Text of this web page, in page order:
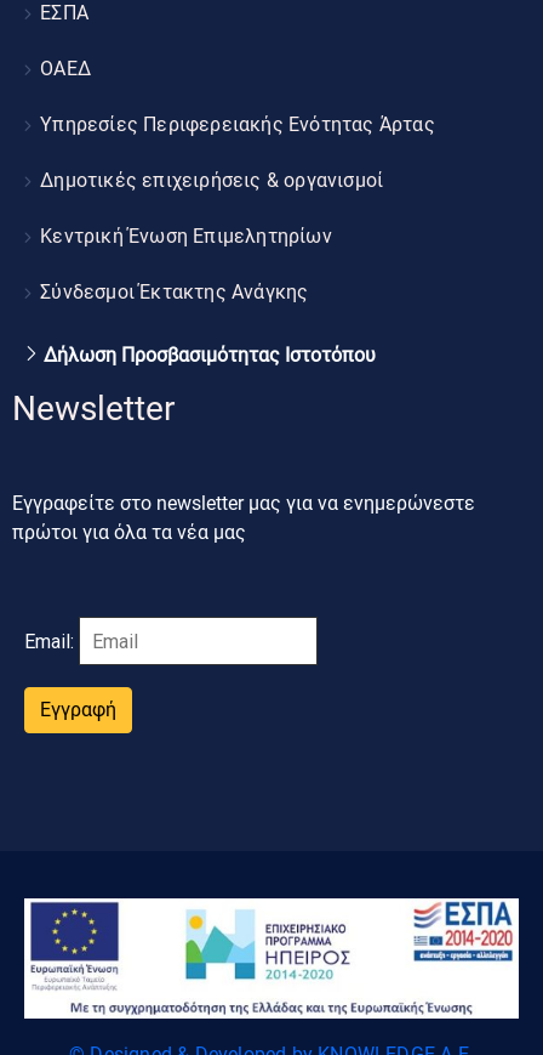
ΕΣΠΑ
ΟΑΕΔ
Υπηρεσίες Περιφερειακής Ενότητας Άρτας
Δημοτικές επιχειρήσεις & οργανισμοί
Κεντρική Ένωση Επιμελητηρίων
Σύνδεσμοι Έκτακτης Ανάγκης
Δήλωση Προσβασιμότητας Ιστοτόπου
Newsletter
Εγγραφείτε στο newsletter μας για να ενημερώνεστε
πρώτοι για όλα τα νέα μας
Email:
Εγγραφή